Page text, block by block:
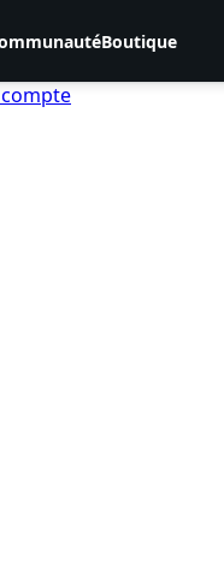
Boutique
compte